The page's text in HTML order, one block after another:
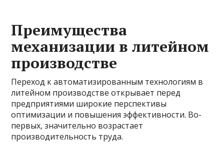
Преимущества
механизации в литейном
производстве
Переход к автоматизированным технологиям в
литейном производстве открывает перед
предприятиями широкие перспективы
оптимизации и повышения эффективности. Во-
первых, значительно возрастает
производительность труда.